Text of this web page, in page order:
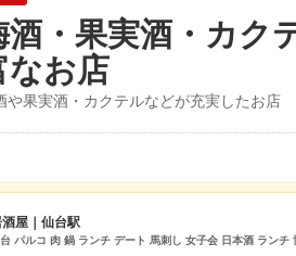
酒・果実酒・カク
なお店
や果実酒・カクテルなどが充実したお店
酒屋｜仙台駅
パルコ 肉 鍋 ランチ デート 馬刺し 女子会 日本酒 ランチ